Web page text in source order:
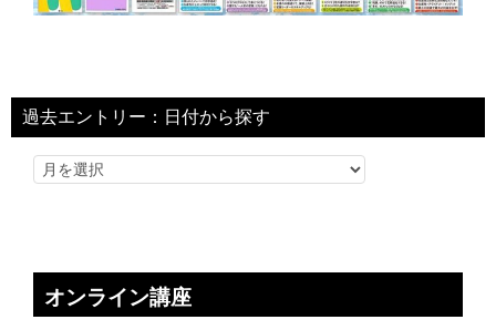
過去エントリー：日付から探す
オンライン講座